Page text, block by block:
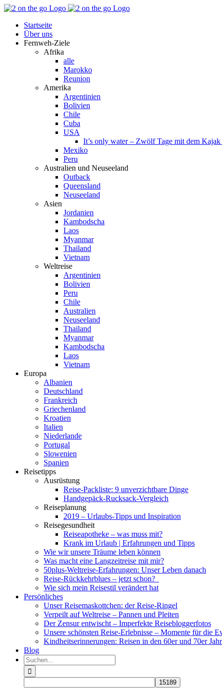
Zum
springen
Facebook
YouTube
Instagram
Pinterest
Rss
Startseite
Über uns
Fernweh-Ziele
Afrika
alle
Marokko
Reunion
Amerika
Argentinien
Bolivien
Chile
Cuba
USA
It’s only water – Zwölf Tage mit dem
Mexiko
Peru
Australien und Neuseeland
Outback
Queensland
Neuseeland
Asien
Jordanien
Kambodscha
Laos
Myanmar
Thailand
Vietnam
Weltreise
Argentinien
Bolivien
Peru
Chile
Australien
Neuseeland
Thailand
Myanmar
Kambodscha
Laos
Vietnam
Europa
Albanien
Deutschland
Frankreich
Griechenland
Kroatien
Italien
Niederlande
Portugal
Slowenien
Spanien
Reisetipps
Ausrüstung
Reise-Packliste: 9 unverzichtbare Dinge
Handgepäck-Rucksack-Vergleich
Reiseplanung
2019 – Urlaubs-Tipps und Inspiration
Reisegesundheit
Reiseapotheke – was muss mit?
Krank im Urlaub | Erfahrungen und Tipps
Wie wir unsere Träume leben können
Was macht eine Langzeitreise mit mir?
50plus-Weltreise-Erfahrungen: Unser Leben danach
Reise-Rückkehrblues – jetzt schon?
Wie sich mein Reisestil verändert hat
Persönliches
Unser Reisemaskottchen: der Reise-Ringel
Verpeilt auf Weltreise – Pannen und Pleiten
Der Zensur entwischt – Imperfekte Reisebloggerfotos
Unsere schönsten Reise-Erlebnisse – Momente für die
Kindheitserinnerungen: Reisen in den 60er und 70er
Blog
Suche
nach: